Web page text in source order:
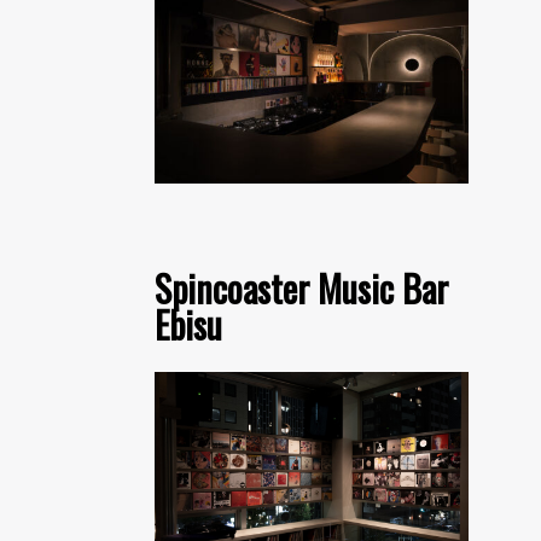
Spincoaster Music Bar
Ebisu